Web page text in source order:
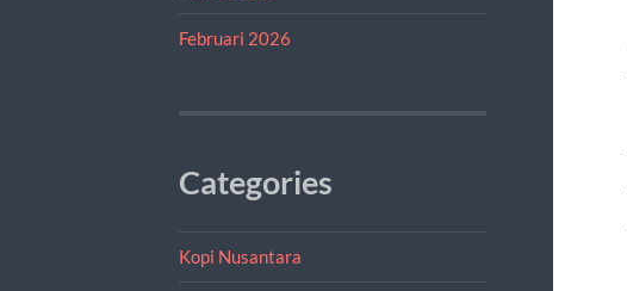
Februari 2026
Categories
Kopi Nusantara